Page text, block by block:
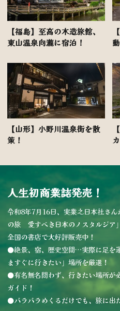
【福島】至高の木造旅館、
東山温泉向瀧に宿泊！
【山形】小野川温泉街を散
策！
人生初商業誌発売！
令和8年7月16日、実業之日本社さ
の旅 愛すべき日本のノスタルジ
全国の書店で大好評販売中！
●絶景、宿、歴史空間…実際に足を
ますぐに行きたい」場所を厳選！
●有名無名問わず、行きたい場所が
ガイド！
●パラパラめくるだけでも、旅に出